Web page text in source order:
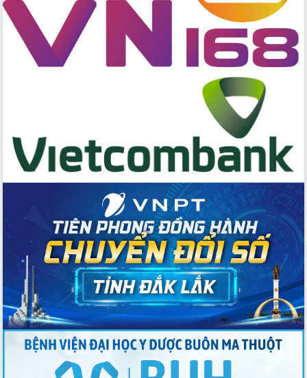
Đắk Lắk đẩy mạnh nuôi biển công
nghệ, hướng tới phát triển thủy sản
bền vững
Tập huấn nâng cao năng lực triển khai
chuyển đổi số cho cán bộ, công chức
Đẩy mạnh cải cách hành chính, quyết
tâm đạt được mục tiêu tăng trưởng
hai con số trong năm 2026
Tổ chức trang trọng Lễ hội Đền thờ
Lương Văn Chánh năm 2026
Phó Bí thư Tỉnh ủy Đắk Lắk Đỗ Hữu
Huy giữ chức Bí thư Đảng ủy Ủy Ban
Nhân dân tỉnh
Bệnh án điện tử thúc đẩy chuyển đổi
số y tế tại Đắk Lắk
Chuyển đổi số thư viện: Mở rộng
không gian tri thức trong thời đại số
Đánh giá, rút kinh nghiệm công tác tổ
chức diễn tập trước ngày bầu cử
Chương trình “Gặp gỡ hữu nghị –
Friendship Meeting New Year 2026”